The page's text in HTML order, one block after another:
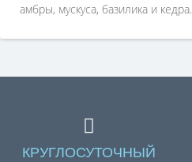
амбры, мускуса, базилика и кедра.
КРУГЛОСУТОЧНЫЙ